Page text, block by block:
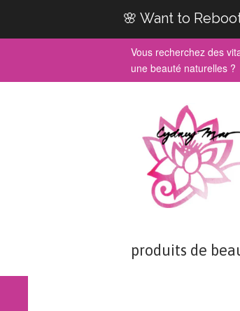
🌸 Want to
Vous recherchez des
une beauté naturelles ?
produits de